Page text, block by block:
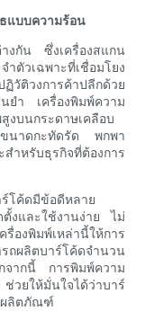
แบบความร้อน
งกัน ซึ่งเครื่องสแกน
ตัวเฉพาะที่เชื่อมโยง
วัติวงการค้าปลีกด้วย
นยำ เครื่องพิมพ์ความ
งบนกระดาษเคลือบ
ขนาดกะทัดรัด พกพา
ำหรับธุรกิจที่ต้องการ
โค้ดมีข้อดีหลาย
งและใช้งานง่าย ไม่
องพิมพ์เหล่านี้ให้การ
ถผลิตบาร์โค้ดจำนวน
จากนี้ การพิมพ์ความ
วยให้มั่นใจได้ว่าบาร์
ผลิตภัณฑ์